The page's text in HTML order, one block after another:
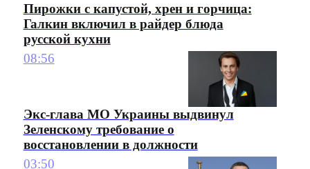
Пирожки с капустой, хрен и горчица:
Галкин включил в райдер блюда
русской кухни
08:56
Экс-глава МО Украины выдвинул
Зеленскому требование о
восстановлении в должности
03:50